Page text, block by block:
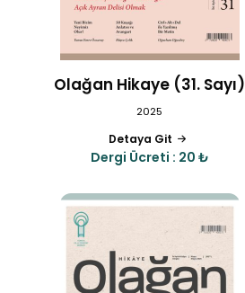
Olağan Hikaye (31. Sayı)
2025
Detaya Git
Dergi Ücreti : 20 ₺